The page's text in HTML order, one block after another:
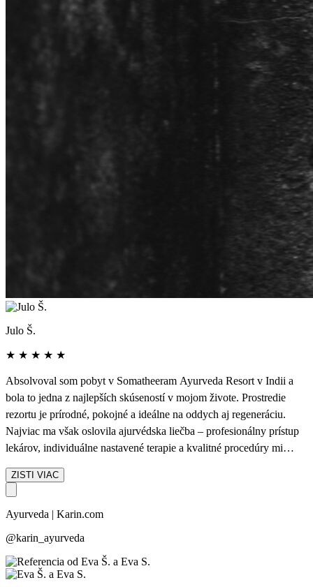
Julo Š.
★ ★ ★ ★ ★
Absolvoval som pobyt v Somatheeram Ayurveda Resort v Indii a
bola to jedna z najlepších skúseností v mojom živote. Prostredie
rezortu je prírodné, pokojné a ideálne na oddych aj regeneráciu.
Najviac ma však oslovila ajurvédska liečba – profesionálny prístup
lekárov, individuálne nastavené terapie a kvalitné procedúry mi
Personál bol veľmi milý a ochotný, cítil som sa tam naozaj
výnimočne. Pobyt určite odporúčam každému, kto hľadá dobrú
ayurvédu - ja sa chcem vrátiť určite.
ZISTI VIAC
Ayurveda | Karin.com
@karin_ayurveda